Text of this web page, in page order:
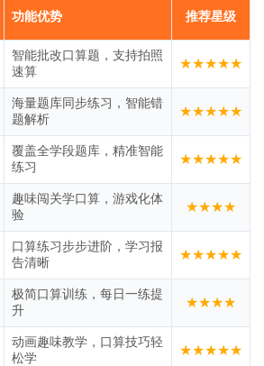
功能优势 推荐星级
智能批改口算题，支持拍照
速算
★★★★★
海量题库同步练习，智能错
题解析
★★★★★
覆盖全学段题库，精准智能
练习
★★★★★
趣味闯关学口算，游戏化体
验
★★★★
口算练习步步进阶，学习报
告清晰
★★★★★
极简口算训练，每日一练提
升
★★★★
动画趣味教学，口算技巧轻
松学
★★★★★